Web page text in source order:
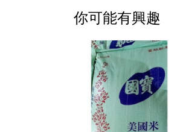
你可能有興趣